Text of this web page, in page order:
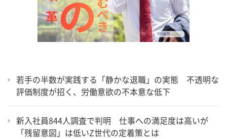
若手の半数が実践する「静かな退職」の実態 不透明な
評価制度が招く、労働意欲の不本意な低下
新入社員844人調査で判明 仕事への満足度は高いが
「残留意図」は低いZ世代の定着策とは